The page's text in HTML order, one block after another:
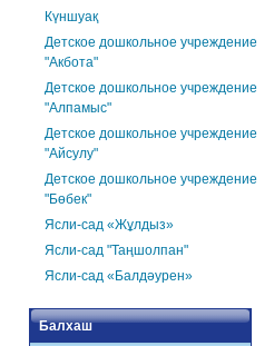
Күншуақ
Детское дошкольное учреждение
"Акбота"
Детское дошкольное учреждение
"Алпамыс"
Детское дошкольное учреждение
"Айсулу"
Детское дошкольное учреждение
"Бөбек"
Ясли-сад «Жұлдыз»
Ясли-сад "Таңшолпан"
Ясли-сад «Балдәурен»
Балхаш